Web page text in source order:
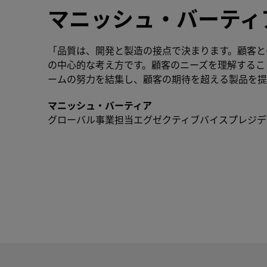
マニッシュ・バーティ
「品質は、開発と製造の接点で決まります。顧客
の中心的な考え方です。顧客のニーズを理解する
ームの努力を結集し、顧客の期待を超える製品を
マニッシュ・バーティア
グローバル事業担当エグゼクティブバイスプレジ